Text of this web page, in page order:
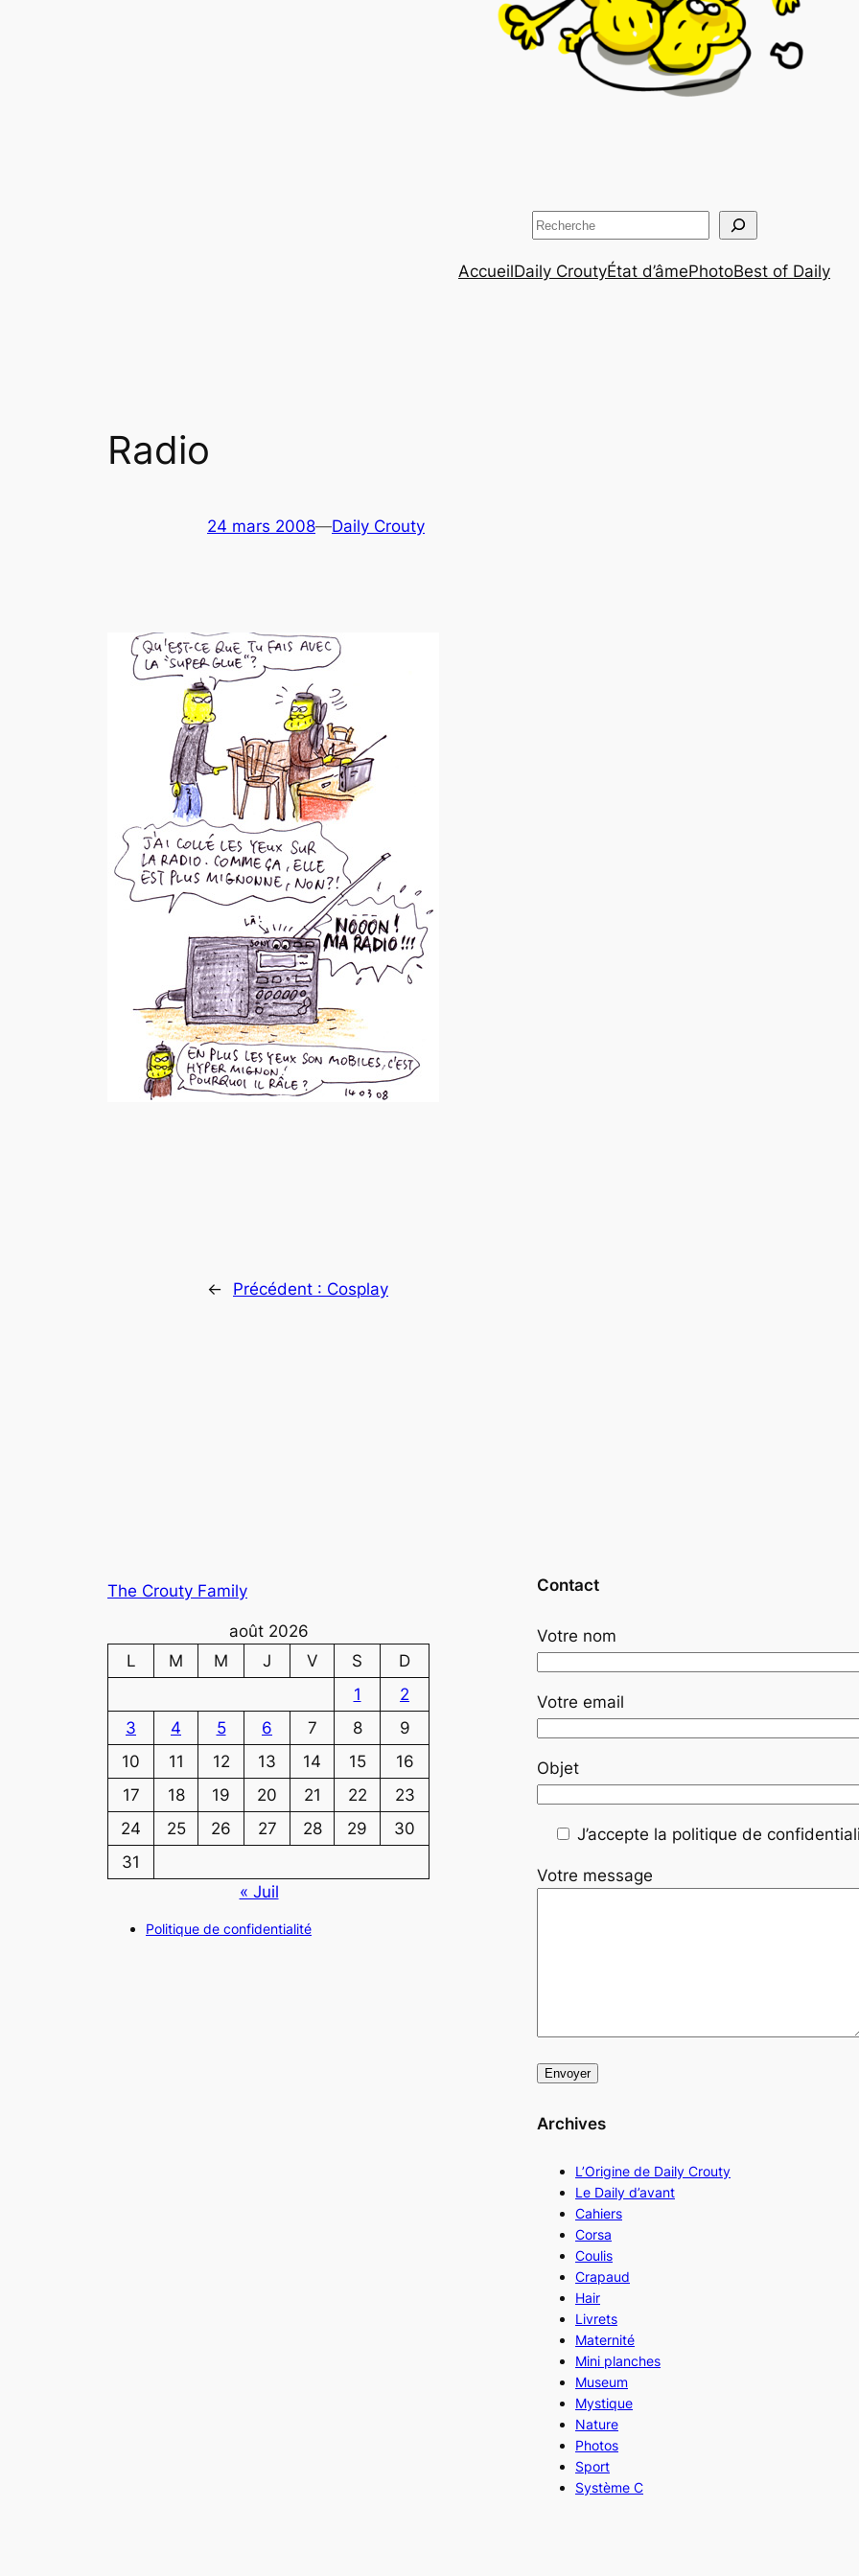
Rechercher
AccueilDaily CroutyÉtat d’âmePhotoBest of Daily
Radio
24 mars 2008—Daily Crouty
← Précédent : Cosplay
The Crouty Family
août 2026
L
M M J V S
D
1
2
3
4 5 6 7 8
9
10
11 12 13 14 15
16
17
18 19 20 21 22
23
24
25 26 27 28 29
30
31
« Juil
Politique de confidentialité
Contact
Votre nom
Votre email
Objet
J’accepte la politique de
Votre message
Archives
L’Origine de Daily Crouty
Le Daily d’avant
Cahiers
Corsa
Coulis
Crapaud
Hair
Livrets
Maternité
Mini planches
Museum
Mystique
Nature
Photos
Sport
Système C